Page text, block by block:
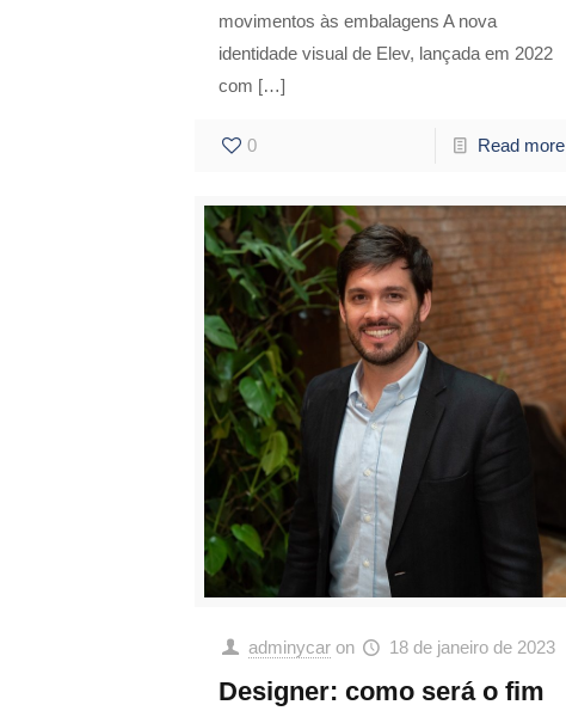
movimentos às embalagens A nova
identidade visual de Elev, lançada em 2022
com […]
0 Read more
adminycar on 18 de janeiro de 2023
Designer: como será o fim